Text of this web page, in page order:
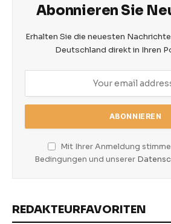
Abonnieren Sie
Erhalten Sie die neuesten
Deutschland direkt in Ihren
Mit Ihrer Anmeldung
Bedingungen und unserer
REDAKTEURFAVORITEN